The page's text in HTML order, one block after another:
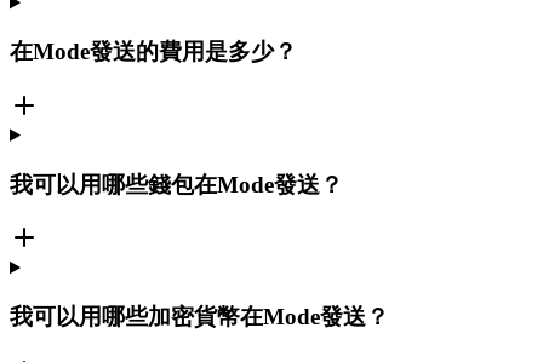
在Mode發送的費用是多少？
我可以用哪些錢包在Mode發送？
我可以用哪些加密貨幣在Mode發送？